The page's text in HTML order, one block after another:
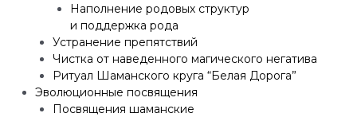
Наполнение родовых структур
и поддержка рода
Устранение препятствий
Чистка от наведенного магического негатива
Ритуал Шаманского круга “Белая Дорога”
Эволюционные посвящения
Посвящения шаманские